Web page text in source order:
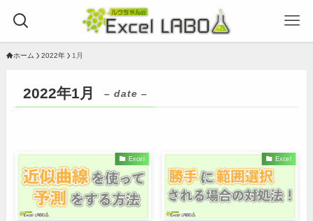
ホーム 2022年 1月
2022年1月 – date –
Excel Excel